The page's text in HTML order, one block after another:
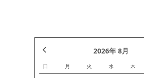
2026年 8月
日 月 火 水 木